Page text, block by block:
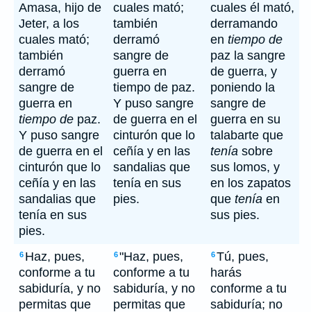
Amasa, hijo de
Jeter, a los
cuales mató;
también
derramó
sangre de
guerra en
tiempo de paz.
Y puso sangre
de guerra en el
cinturón que lo
ceñía y en las
sandalias que
tenía en sus
pies.
cuales mató;
también
derramó
sangre de
guerra en
tiempo de paz.
Y puso sangre
de guerra en el
cinturón que lo
ceñía y en las
sandalias que
tenía en sus
pies.
cuales él mató,
derramando
en tiempo de
paz la sangre
de guerra, y
poniendo la
sangre de
guerra en su
talabarte que
tenía sobre
sus lomos, y
en los zapatos
que tenía en
sus pies.
6 Haz, pues,
conforme a tu
sabiduría, y no
permitas que
6"Haz, pues,
conforme a tu
sabiduría, y no
permitas que
6Tú, pues,
harás
conforme a tu
sabiduría; no